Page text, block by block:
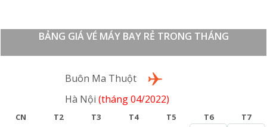
BẢNG GIÁ VÉ MÁY BAY RẺ TRONG THÁNG
Buôn Ma Thuột
Hà Nội (tháng 04/2022)
CN T2 T3 T4 T5 T6 T7